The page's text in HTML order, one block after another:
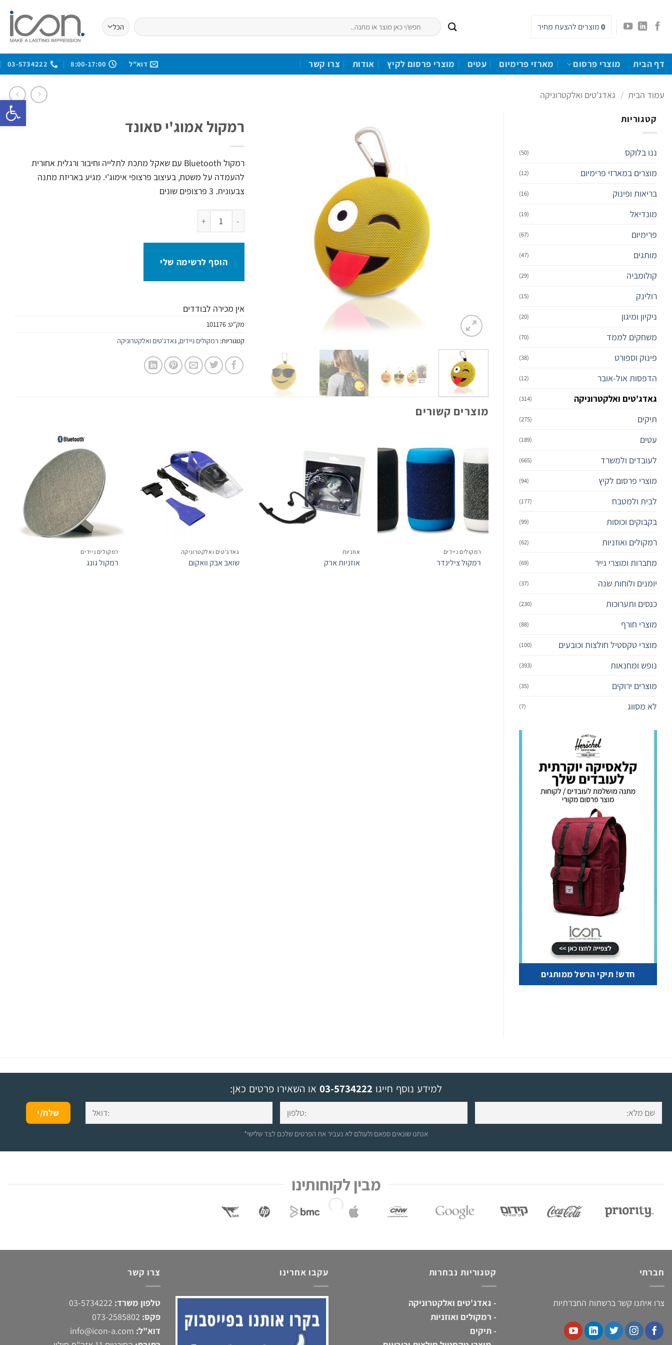
content
חיפוש
עבור:
0מוצרים להצעת מחיר
דוא"ל 8:00-17:00
03-5734222 דף הבית מוצרי פרסום מארזי פרימיום עטים מוצרי פרסום לקיץ אודות צרו קשר
עמוד הבית / גאדג'טים ואלקטרוניקה
קטגוריות
ננו בלוקס (50)
מוצרים במארזי פרימיום (12)
בריאות ופינוק (16)
מונדיאל (19)
פרימיום‎ (67)
מותגים (47)
קולומביה (29)
רולינק (15)
ניקיון ומיגון (20)
משחקים לממד (70)
פינוק וספורט (38)
הדפסות אול-אובר (12)
גאדג'טים ואלקטרוניקה (314)
תיקים (275)
עטים (189)
לעובדים ולמשרד (665)
מוצרי פרסום לקיץ (94)
לבית ולמטבח (177)
בקבוקים וכוסות (99)
רמקולים ואוזניות (62)
מחברות ומוצרי נייר (69)
יומנים ולוחות שנה (37)
כנסים ותערוכות (230)
מוצרי חורף (88)
מוצרי טקסטיל חולצות וכובעים (100)
נופש ומחנאות (393)
מוצרים ירוקים (35)
לא מסווג (7)
חדש! תיקי הרשל ממותגים
רמקול אמוג'י סאונד
רמקול Bluetooth עם שאקל מתכת לתלייה וחיבור ורגלית אחורית
להעמדה על משטח, בעיצוב פרצופי אימוג'י. מגיע באריזת מתנה
צבעונית. 3 פרצופים שונים
הוסף לרשימה שלי
אין מכירה לבודדים
מק"ט:101176
קטגוריות: רמקולים ניידים,גאדג'טים ואלקטרוניקה
מוצרים קשורים
הוסף
לרשימת
המשאלות
רמקולים ניידים
רמקול צילינדר
אוזניות
אוזניות ארק
המשאלות
גאדג'טים ואלקטרוניקה
שואב אבק וואקום
המשאלות
רמקולים ניידים
רמקול גונג
למידע נוסף חייגו 03-5734222 או השאירו פרטים כאן:
*אנחנו שונאים ספאם ולעולם לא נעביר את הפרטים שלכם לצד שלישי
מבין לקוחותינו
חברתי
צרו איתנו קשר ברשתות החברתיות
קטגוריות נבחרות
- גאדג'טים ואלקטרוניקה
- רמקולים ואוזניות
-תיקים
עקבו אחרינו צרו קשר
טלפון משרד: 03-5734222
פקס: 073-2585802
דוא"ל: info@icon-a.com
פתח